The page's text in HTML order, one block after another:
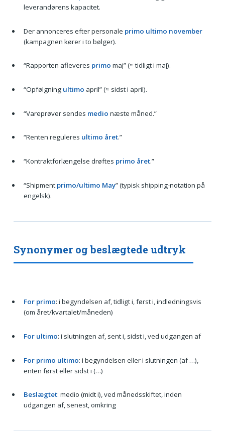
leverandørens kapacitet.
Der annonceres efter personale primo ultimo november
(kampagnen kører i to bølger).
“Rapporten afleveres primo maj” (≈ tidligt i maj).
“Opfølgning ultimo april” (≈ sidst i april).
“Vareprøver sendes medio næste måned.”
“Renten reguleres ultimo året.”
“Kontraktforlængelse drøftes primo året.”
“Shipment primo/ultimo May” (typisk shipping-notation på
engelsk).
Synonymer og beslægtede udtryk
For primo: i begyndelsen af, tidligt i, først i, indledningsvis
(om året/kvartalet/måneden)
For ultimo: i slutningen af, sent i, sidst i, ved udgangen af
For primo ultimo: i begyndelsen eller i slutningen (af …),
enten først eller sidst i (…)
Beslægtet: medio (midt i), ved månedsskiftet, inden
udgangen af, senest, omkring